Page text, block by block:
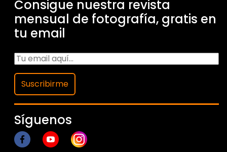
Consigue nuestra revista
mensual de fotografía, gratis en
tu email
Suscribirme
Síguenos